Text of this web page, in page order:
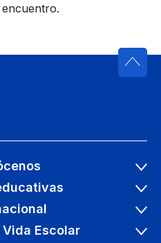
Escolar